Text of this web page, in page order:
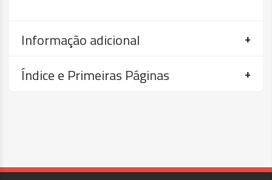
Informação adicional
Índice e Primeiras Páginas